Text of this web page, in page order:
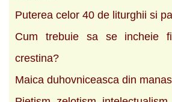
Puterea celor 40 de liturghii si
Cum trebuie sa se incheie
crestina?
Maica duhovniceasca din